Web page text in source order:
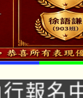
、30在
潭區
報名